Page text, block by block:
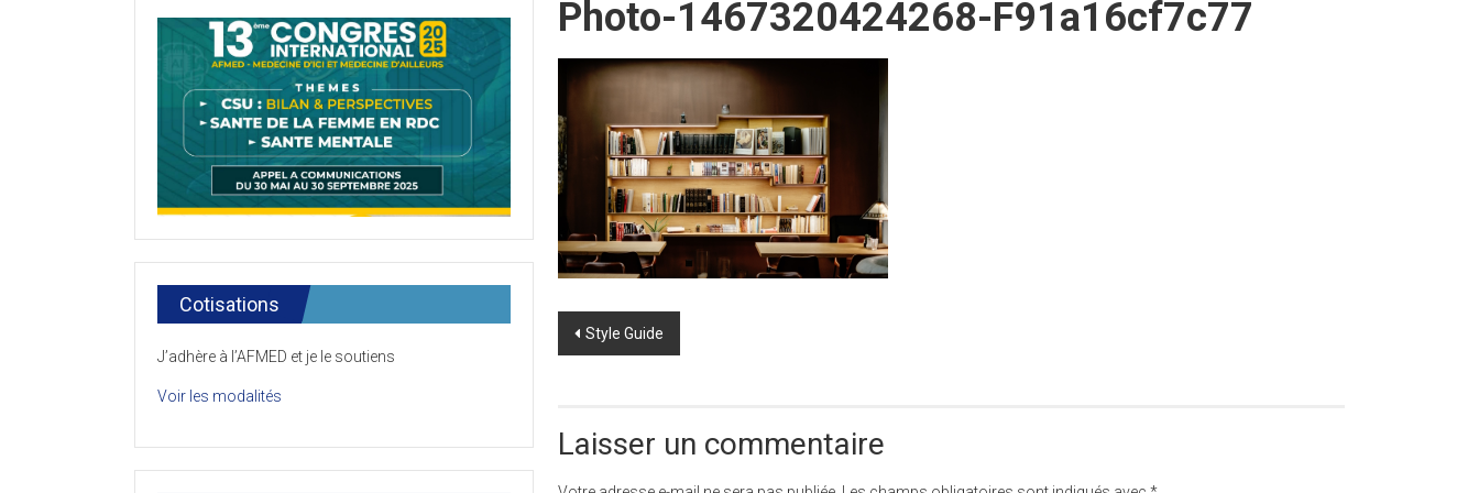
Photo-1467320424268-F91a16cf7c77
Post
Style Guide
Laisser un commentaire
Cotisations
J’adhère à l’AFMED et je le soutiens
Voir les modalités